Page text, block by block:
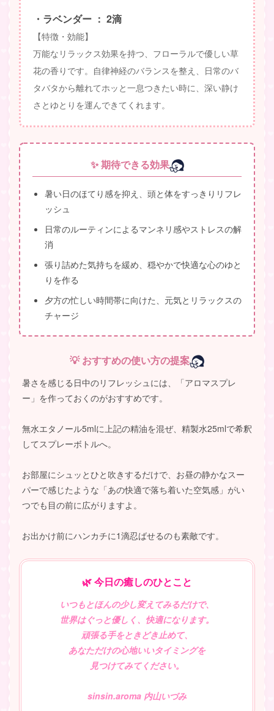
・ラベンダー ： 2滴
【特徴・効能】
万能なリラックス効果を持つ、フローラルで優しい草
花の香りです。自律神経のバランスを整え、日常のバ
タバタから離れてホッと一息つきたい時に、深い静け
さとゆとりを運んできてくれます。
✨ 期待できる効果
暑い日のほてり感を抑え、頭と体をすっきりリフレ
ッシュ
日常のルーティンによるマンネリ感やストレスの解
消
張り詰めた気持ちを緩め、穏やかで快適な心のゆと
りを作る
夕方の忙しい時間帯に向けた、元気とリラックスの
チャージ
💡 おすすめの使い方の提案
暑さを感じる日中のリフレッシュには、「アロマスプレ
ー」を作っておくのがおすすめです。
無水エタノール5mlに上記の精油を混ぜ、精製水25mlで希釈
してスプレーボトルへ。
お部屋にシュッとひと吹きするだけで、お昼の静かなスー
パーで感じたような「あの快適で落ち着いた空気感」がい
つでも目の前に広がりますよ。
お出かけ前にハンカチに1滴忍ばせるのも素敵です。
🌿 今日の癒しのひとこと
いつもとほんの少し変えてみるだけで、
世界はぐっと優しく、快適になります。
頑張る手をときどき止めて、
あなただけの心地いいタイミングを
見つけてみてください。
sinsin.aroma 内山いづみ